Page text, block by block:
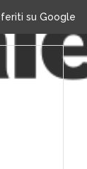
su Google